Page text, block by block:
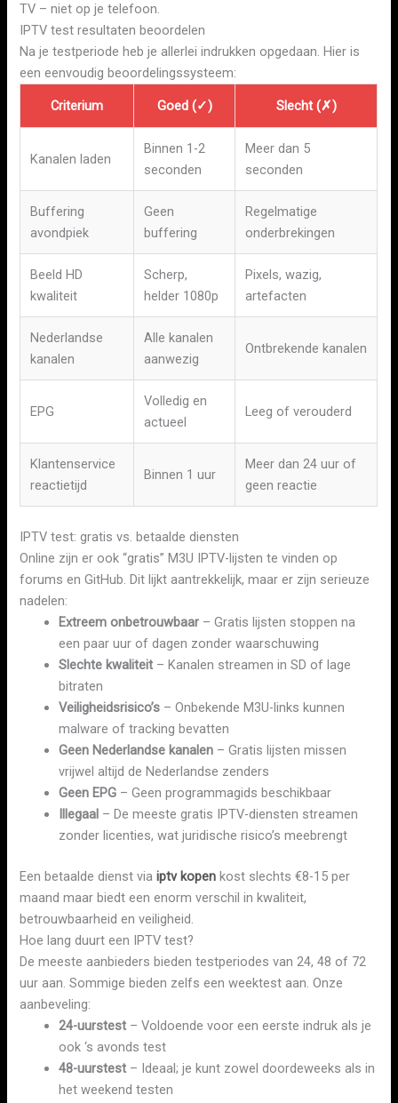
TV – niet op je telefoon.
IPTV test resultaten beoordelen
Na je testperiode heb je allerlei indrukken opgedaan. Hier is
een eenvoudig beoordelingssysteem:
Criterium Goed (✓) Slecht (✗)
Kanalen laden
Binnen 1-2
seconden
Meer dan 5
seconden
Buffering
avondpiek
Geen
buffering
Regelmatige
onderbrekingen
Beeld HD
kwaliteit
Scherp,
helder 1080p
Pixels, wazig,
artefacten
Nederlandse
kanalen
Alle kanalen
aanwezig
Ontbrekende kanalen
EPG
Volledig en
actueel
Leeg of verouderd
Klantenservice
reactietijd
Binnen 1 uur
Meer dan 24 uur of
geen reactie
IPTV test: gratis vs. betaalde diensten
Online zijn er ook “gratis” M3U IPTV-lijsten te vinden op
forums en GitHub. Dit lijkt aantrekkelijk, maar er zijn serieuze
nadelen:
Extreem onbetrouwbaar – Gratis lijsten stoppen na
een paar uur of dagen zonder waarschuwing
Slechte kwaliteit – Kanalen streamen in SD of lage
bitraten
Veiligheidsrisico’s – Onbekende M3U-links kunnen
malware of tracking bevatten
Geen Nederlandse kanalen – Gratis lijsten missen
vrijwel altijd de Nederlandse zenders
Geen EPG – Geen programmagids beschikbaar
Illegaal – De meeste gratis IPTV-diensten streamen
zonder licenties, wat juridische risico’s meebrengt
Een betaalde dienst viaiptv kopen kost slechts €8-15 per
maand maar biedt een enorm verschil in kwaliteit,
betrouwbaarheid en veiligheid.
Hoe lang duurt een IPTV test?
De meeste aanbieders bieden testperiodes van 24, 48 of 72
uur aan. Sommige bieden zelfs een weektest aan. Onze
aanbeveling:
24-uurstest – Voldoende voor een eerste indruk als je
ook ‘s avonds test
48-uurstest – Ideaal; je kunt zowel doordeweeks als in
het weekend testen